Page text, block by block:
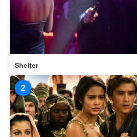
Shelter
2